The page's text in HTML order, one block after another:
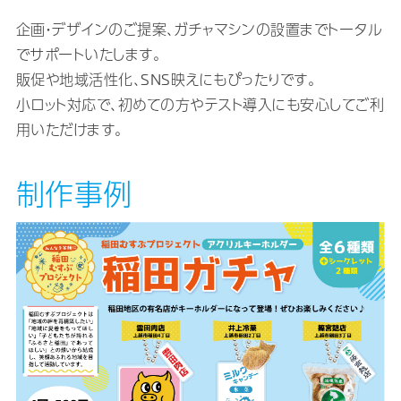
企画・デザインのご提案、ガチャマシンの設置までトータル
でサポートいたします。
販促や地域活性化、SNS映えにもぴったりです。
小ロット対応で、初めての方やテスト導入にも安心してご利
用いただけます。
制作事例